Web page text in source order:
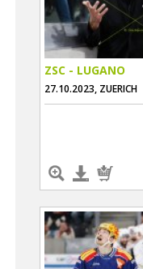
ZSC - LUGANO
27.10.2023, ZUERICH